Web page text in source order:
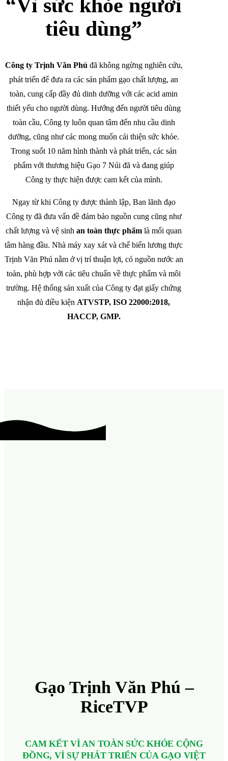
“Vì sức khỏe người
tiêu dùng”
Công ty Trịnh Văn Phú đã không ngừng nghiên cứu,
phát triển để đưa ra các sản phẩm gạo chất lượng, an
toàn, cung cấp đầy đủ dinh dưỡng với các acid amin
thiết yếu cho người dùng. Hướng đến người tiêu dùng
toàn cầu, Công ty luôn quan tâm đến nhu cầu dinh
dưỡng, cũng như các mong muốn cải thiện sức khỏe.
Trong suốt 10 năm hình thành và phát triển, các sản
phẩm với thương hiệu Gạo 7 Núi đã và đang giúp
Công ty thực hiện được cam kết của mình.
Ngay từ khi Công ty được thành lập, Ban lãnh đạo
Công ty đã đưa vấn đề đảm bảo nguồn cung cũng như
chất lượng và vệ sinh an toàn thực phẩm là mối quan
tâm hàng đầu. Nhà máy xay xát và chế biến lương thực
Trịnh Văn Phú nằm ở vị trí thuận lợi, có nguồn nước an
toàn, phù hợp với các tiêu chuẩn về thực phẩm và môi
trường. Hệ thống sản xuất của Công ty đạt giấy chứng
nhận đủ điều kiện ATVSTP, ISO 22000:2018,
HACCP, GMP.
Gạo Trịnh Văn Phú –
RiceTVP
CAM KẾT VÌ AN TOÀN SỨC KHỎE CỘNG
ĐỒNG, VÌ SỰ PHÁT TRIỂN CỦA GẠO VIỆT